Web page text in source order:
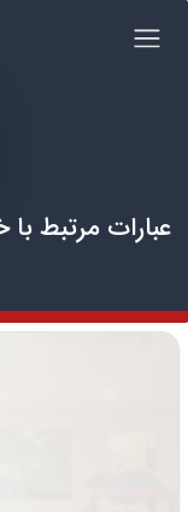
عبارات مرتبط